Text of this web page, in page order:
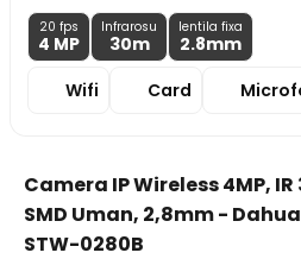
20 fps
4 MP
Infrarosu
30m
lentila fixa
2.8mm
Wifi
Card
Camera IP Wireless 4MP,
SMD Uman, 2,8mm -
STW-0280B